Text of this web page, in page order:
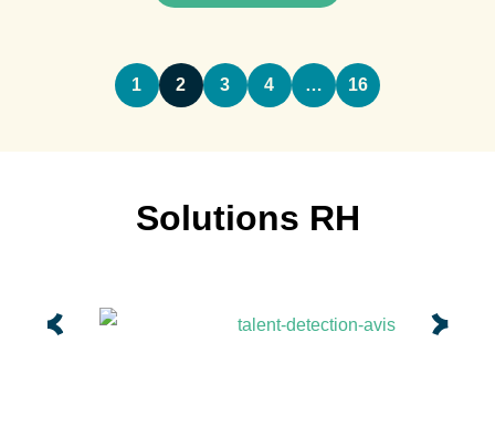
1 2 3 4 … 16
Solutions RH